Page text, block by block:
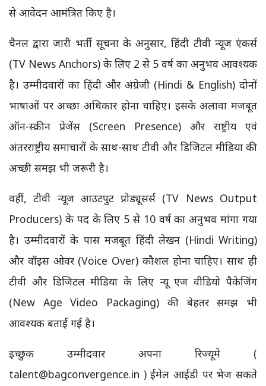
से आवेदन आमंत्रित किए हैं।
चैनल द्वारा जारी भर्ती सूचना के अनुसार, हिंदी टीवी न्यूज एंकर्स
(TV News Anchors) के लिए 2 से 5 वर्ष का अनुभव आवश्यक
है। उम्मीदवारों का हिंदी और अंग्रेजी (Hindi & English) दोनों
भाषाओं पर अच्छा अधिकार होना चाहिए। इसके अलावा मजबूत
ऑन-स्क्रीन प्रेजेंस (Screen Presence) और राष्ट्रीय एवं
अंतरराष्ट्रीय समाचारों के साथ-साथ टीवी और डिजिटल मीडिया की
अच्छी समझ भी जरूरी है।
वहीं, टीवी न्यूज आउटपुट प्रोड्यूसर्स (TV News Output
Producers) के पद के लिए 5 से 10 वर्ष का अनुभव मांगा गया
है। उम्मीदवारों के पास मजबूत हिंदी लेखन (Hindi Writing)
और वॉइस ओवर (Voice Over) कौशल होना चाहिए। साथ ही
टीवी और डिजिटल मीडिया के लिए न्यू एज वीडियो पैकेजिंग
(New Age Video Packaging) की बेहतर समझ भी
आवश्यक बताई गई है।
इच्छुक उम्मीदवार अपना रिज्यूमे (
talent@bagconvergence.in ) ईमेल आईडी पर भेज सकते